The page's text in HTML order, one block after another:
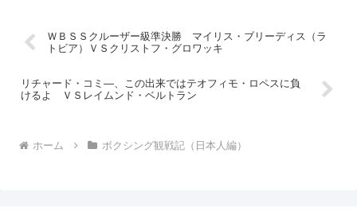
ＷＢＳＳクルーザー級準決勝 マイリス・ブリーディス（ラ
トビア）ＶＳクリストフ・グロワッキ
リチャード・コミ―、この出来ではテオフィモ・ロペスに負
けるよ ＶＳレイムンド・ベルトラン
ホーム ボクシング観戦記（日本人編）